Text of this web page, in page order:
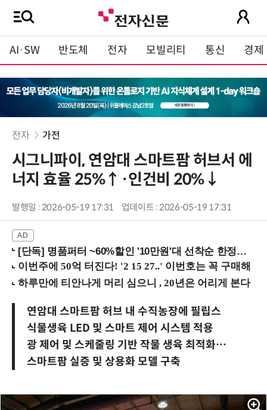
AI·SW 반도체 전자 모빌리티 통신 경제
전자 가전
시그니파이, 연암대 스마트팜 허브서 에
너지 효율 25%↑·인건비 20%↓
발행일 : 2026-05-19 17:31 업데이트 : 2026-05-19 17:31
[단독] 명품퍼터 ~60%할인 '10만원'대 선착순 한정판매!
연암대 스마트팜 허브 내 수직농장에 필립스
식물생육 LED 및 스마트 제어 시스템 적용
광 제어 및 스케줄링 기반 작물 생육 최적화…
스마트팜 실증 및 상용화 모델 구축